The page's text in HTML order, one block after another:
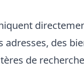
des
de